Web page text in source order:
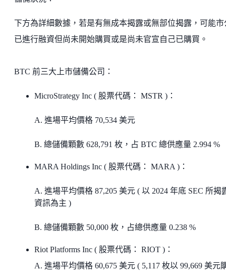
下方為詳細數據，若是有無成本揭露或無部位揭露，可能市
已進行融資但尚未開始購買或是尚未官宣自己已購買。
BTC 前三大上市儲備公司：
MicroStrategy Inc ( 股票代碼： MSTR )：
A. 進場平均價格 70,534 美元
B. 總儲備顆數 628,791 枚，占 BTC 總供應量 2.994 %
MARA Holdings Inc ( 股票代碼： MARA )：
A. 進場平均價格 87,205 美元 ( 以 2024 年底 SEC 所揭
資訊為主 )
B. 總儲備顆數 50,000 枚，占總供應量 0.238 %
Riot Platforms Inc ( 股票代碼： RIOT )：
A. 進場平均價格 60,675 美元 ( 5,117 枚以 99,669 美元